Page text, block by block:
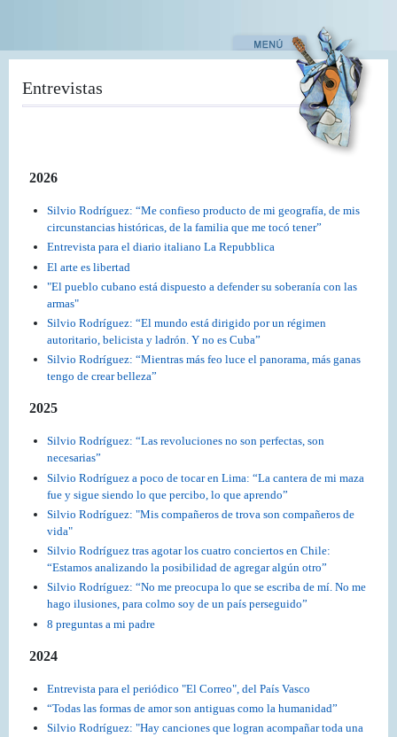
contenido
Entrevistas
2026
Silvio Rodríguez: “Me confieso producto de mi geografía, de mis
circunstancias históricas, de la familia que me tocó tener”
Entrevista para el diario italiano La Repubblica
El arte es libertad
"El pueblo cubano está dispuesto a defender su soberanía con las
armas"
Silvio Rodríguez: “El mundo está dirigido por un régimen
autoritario, belicista y ladrón. Y no es Cuba”
Silvio Rodríguez: “Mientras más feo luce el panorama, más ganas
tengo de crear belleza”
2025
Silvio Rodríguez: “Las revoluciones no son perfectas, son
necesarias”
Silvio Rodríguez a poco de tocar en Lima: “La cantera de mi maza
fue y sigue siendo lo que percibo, lo que aprendo”
Silvio Rodríguez: "Mis compañeros de trova son compañeros de
vida"
Silvio Rodríguez tras agotar los cuatro conciertos en Chile:
“Estamos analizando la posibilidad de agregar algún otro”
Silvio Rodríguez: “No me preocupa lo que se escriba de mí. No me
hago ilusiones, para colmo soy de un país perseguido”
8 preguntas a mi padre
2024
Entrevista para el periódico "El Correo", del País Vasco
“Todas las formas de amor son antiguas como la humanidad”
Silvio Rodríguez: "Hay canciones que logran acompañar toda una